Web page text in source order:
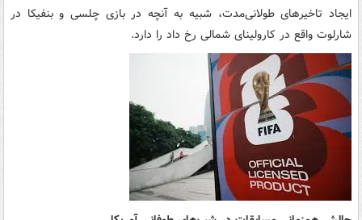
ایجاد تاخیرهای طولانی‌مدت، شبیه به آنچه در بازی چلسی و بنفیکا در
شارلوت واقع در کارولینای شمالی رخ داد را دارد.